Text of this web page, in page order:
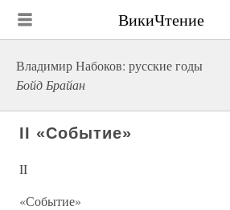
ВикиЧтение
Владимир Набоков: русские годы
Бойд Брайан
II «Событие»
II
«Событие»